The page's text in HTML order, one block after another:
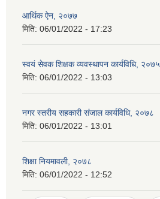
आर्थिक ऐन, २०७७
मिति: 06/01/2022 - 17:23
स्वयं सेवक शिक्षक व्यवस्थापन कार्यविधि, २०७५
मिति: 06/01/2022 - 13:03
नगर स्तरीय सहकारी संजाल कार्यविधि, २०७८
मिति: 06/01/2022 - 13:01
शिक्षा नियमावली, २०७८
मिति: 06/01/2022 - 12:52